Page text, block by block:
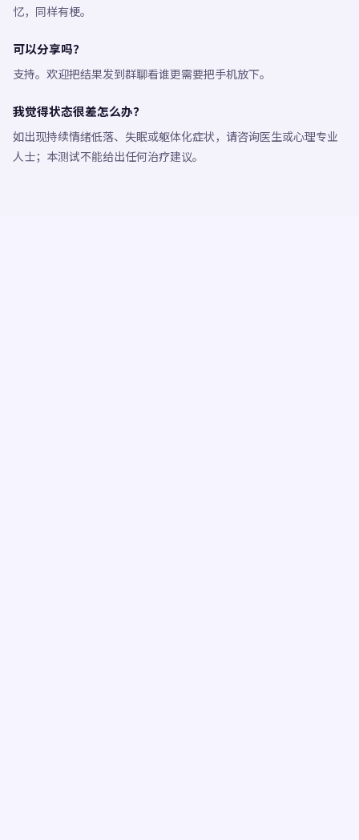
忆，同样有梗。
可以分享吗？
支持。欢迎把结果发到群聊看谁更需要把手机放下。
我觉得状态很差怎么办？
如出现持续情绪低落、失眠或躯体化症状，请咨询医生或心理专业
人士；本测试不能给出任何治疗建议。